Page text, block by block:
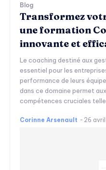
Blog
Transformez
une formation
innovante et
Le coaching destiné aux
essentiel pour les
performance de leurs
dans ce domaine permet
compétences cruciales
Corinne Arsenault - 26